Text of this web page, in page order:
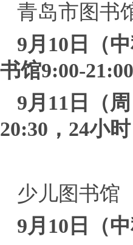
青岛市图书
9月10日（
书馆9:00-21:00
9月11日（
20:30，24小
少儿图书馆
9月10日（